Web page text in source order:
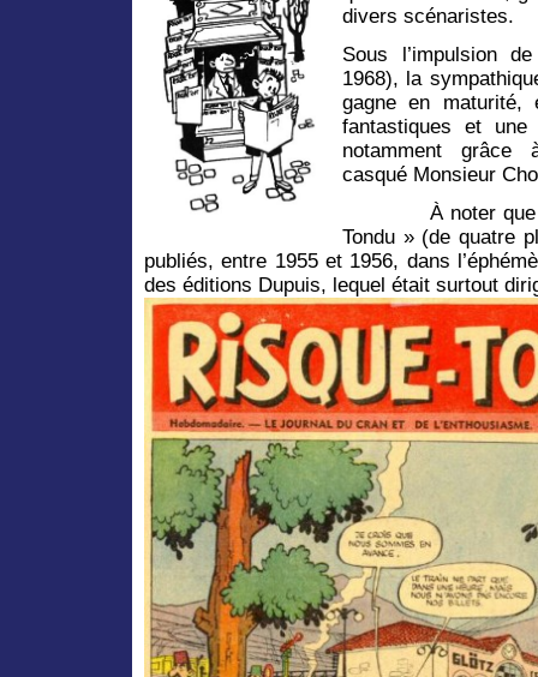
divers scénaristes.
Sous l’impulsion
1968), la
gagne en maturité,
fantastiques et
notamment grâce
casqué Monsieur
À noter que
Tondu » (de quatre
publiés, entre 1955 et 1956, dans
des éditions Dupuis, lequel était surtout